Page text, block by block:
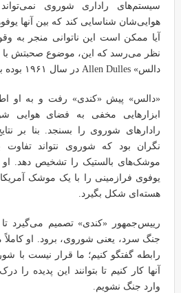
سیستم‌های راداری شوروی
هوایی‌شان شناسایی کند که بین آنها
آیا ممکن است این ناتوانی منجر به
نظر می‌رسد که این، موضوع صحبتش با
دالس» Allen Dulles در سال ۱۹۶۱ بوده باشد.
«دالس» پیش «کندی» رفت و به او
ابزارهایی مخفی به فضای هوایی
رادارهای شوروی را بسنجد. بنا بر
نگران بود که شوروی نتواند تفاوت
موشک‌های بالستیک را تشخیص دهد. او
یوفوی فرازمینی را با یک موشک
هسته‌ای شکل بگیرد.
رییس‌جمهور «کندی» تصمیم می‌گیرد
جنگ سرد، یعنی شوروی، برود. او کاملاً
رابطه گفتگو کنیم؛ ما قرار نیست با
آنها کار کنیم تا بتوانند این پدیده
وارد جنگ نشویم.